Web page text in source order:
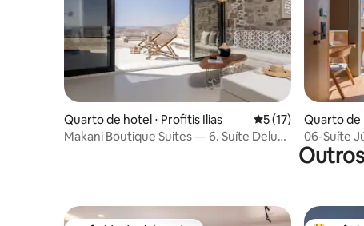
Quarto de hotel ⋅ Profitis Ilias 5 de uma avaliação
5 (17)
Makani Boutique Suites — 6. Suíte Deluxe
Quarto de
06-Suíte
a Cidade